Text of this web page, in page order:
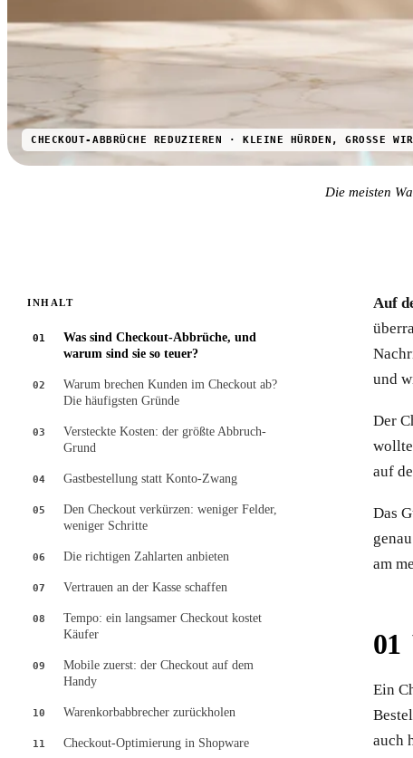
CHECKOUT-ABBRÜCHE REDUZIEREN · KLEINE HÜRDEN, GROSSE
Die meisten
INHALT
01
Was sind Checkout-Abbrüche, und
warum sind sie so teuer?
02
Warum brechen Kunden im Checkout ab?
Die häufigsten Gründe
03
Versteckte Kosten: der größte Abbruch-
Grund
04 Gastbestellung statt Konto-Zwang
05
Den Checkout verkürzen: weniger Felder,
weniger Schritte
06 Die richtigen Zahlarten anbieten
07 Vertrauen an der Kasse schaffen
08
Tempo: ein langsamer Checkout kostet
Käufer
09
Mobile zuerst: der Checkout auf dem
Handy
10 Warenkorbabbrecher zurückholen
11 Checkout-Optimierung in Shopware
Auf
und
Der
auf
Das
am
Ein
auch